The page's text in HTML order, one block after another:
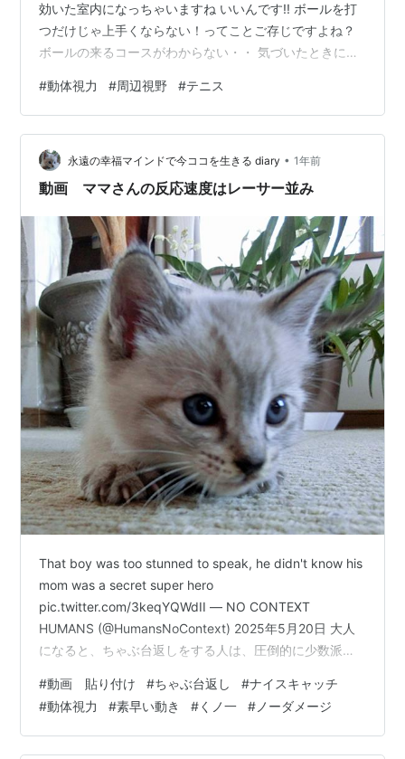
効いた室内になっちゃいますね いいんです!! ボールを打
つだけじゃ上手くならない！ってことご存じですよね？
ボールの来るコースがわからない・・ 気づいたときには
ハテナ・・ 同じようなタイプなのに勝てないのはナ
ゼ・・ その違いはたくさんあるんだろうけど 「周辺視
野」 「動体視力」って聞いたことありませんか？ ビジョ
ントレーニングがスポーツにも学力にも効果アリ！なん
だとか これは、動く物体を素早く正確に捉える能力の事
#動体視力 #周辺視野 #テニス
永遠の幸福マインドで今ココを生きる diary • 1年前
動画 ママさんの反応速度はレーサー並み
That boy was too stunned to speak, he didn't know his
mom was a secret super hero
pic.twitter.com/3keqYQWdII — NO CONTEXT
HUMANS (@HumansNoContext) 2025年5月20日 大人
になると、ちゃぶ台返しをする人は、圧倒的に少数派で
食べないという人もかなり少数派です。 多くの人は、食
べ物を目の前にすると、笑顔になる傾向があると思いま
す。 食べる理由や、楽しさがわかっていない小さなうち
#動画 貼り付け #ちゃぶ台返し #ナイスキャッチ
#動体視力 #素早い動き #くノ一 # ノーダメージ